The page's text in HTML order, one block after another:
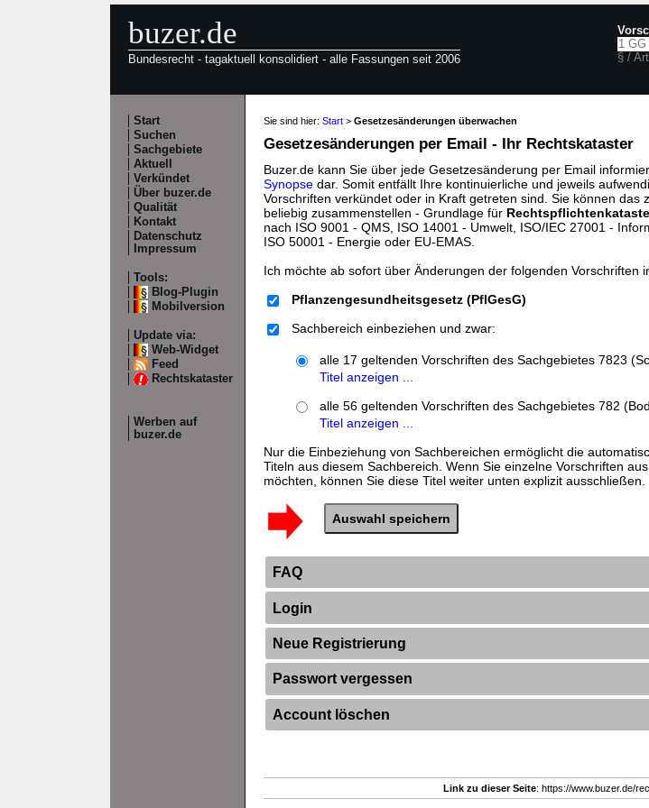
buzer.de
Bundesrecht - tagaktuell konsolidiert - alle Fassungen seit 2006 § /
Start
Suchen
Sachgebiete
Aktuell
Verkündet
Über buzer.de
Qualität
Kontakt
Datenschutz
Impressum
Tools:
Blog-Plugin
Mobilversion
Update via:
Web-Widget
Feed
Rechtskataster
Werben auf
buzer.de
Sie sind hier: Start > Gesetzesänderungen überwachen
Gesetzesänderungen per Email - Ihr Rechtskataster
Buzer.de kann Sie über jede Gesetzesänderung per Email
Synopse dar. Somit entfällt Ihre kontinuierliche und jeweils
Vorschriften verkündet oder in Kraft getreten sind. Sie können das
beliebig zusammenstellen - Grundlage für
nach ISO 9001 - QMS, ISO 14001 - Umwelt, ISO/IEC 27001 -
ISO 50001 - Energie oder EU-EMAS.
Ich möchte ab sofort über Änderungen der folgenden Vorschriften
Pflanzengesundheitsgesetz (PflGesG)
Sachbereich einbeziehen und zwar:
alle 17 geltenden Vorschriften des Sachgebietes 7823
Titel anzeigen ...
alle 56 geltenden Vorschriften des Sachgebietes 782
Titel anzeigen ...
Nur die Einbeziehung von Sachbereichen ermöglicht die
Titeln aus diesem Sachbereich. Wenn Sie einzelne Vorschriften
möchten, können Sie diese Titel weiter unten explizit ausschließen.
FAQ
Login
Neue Registrierung
Passwort vergessen
Account löschen
Link zu dieser Seite: https://www.buzer.de/